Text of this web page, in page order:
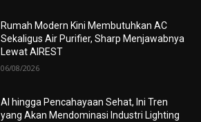
Rumah Modern Kini Membutuhkan AC
Sekaligus Air Purifier, Sharp Menjawabnya
Lewat AIREST
06/08/2026
AI hingga Pencahayaan Sehat, Ini Tren
yang Akan Mendominasi Industri Lighting